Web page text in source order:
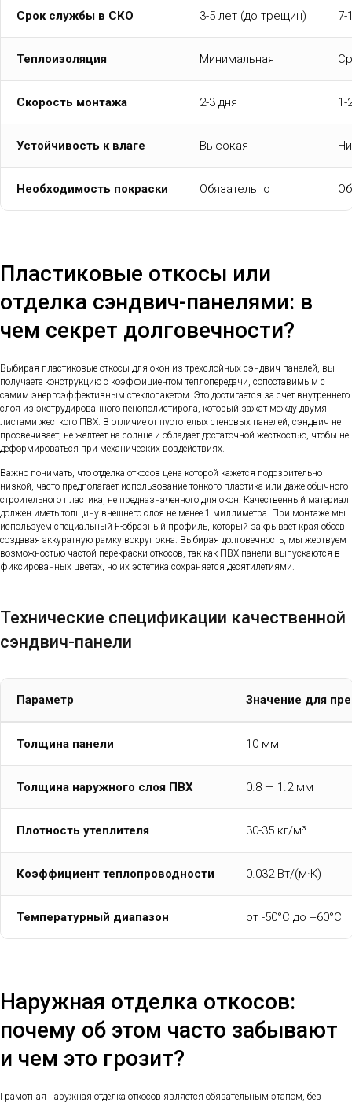
Срок службы в СКО 3-5 лет (до трещин) 7-
Теплоизоляция Минимальная
Скорость монтажа 2-3 дня 1-
Устойчивость к влаге Высокая
Необходимость покраски Обязательно
Пластиковые откосы или
отделка сэндвич-панелями: в
чем секрет долговечности?
Выбирая пластиковые откосы для окон из трехслойных сэндвич-панелей, вы
получаете конструкцию с коэффициентом теплопередачи, сопоставимым с
самим энергоэффективным стеклопакетом. Это достигается за счет внутреннего
слоя из экструдированного пенополистирола, который зажат между двумя
листами жесткого ПВХ. В отличие от пустотелых стеновых панелей, сэндвич не
просвечивает, не желтеет на солнце и обладает достаточной жесткостью, чтобы не
деформироваться при механических воздействиях.
Важно понимать, что отделка откосов цена которой кажется подозрительно
низкой, часто предполагает использование тонкого пластика или даже обычного
строительного пластика, не предназначенного для окон. Качественный материал
должен иметь толщину внешнего слоя не менее 1 миллиметра. При монтаже мы
используем специальный F-образный профиль, который закрывает края обоев,
создавая аккуратную рамку вокруг окна. Выбирая долговечность, мы жертвуем
возможностью частой перекраски откосов, так как ПВХ-панели выпускаются в
фиксированных цветах, но их эстетика сохраняется десятилетиями.
Технические спецификации качественной
сэндвич-панели
Параметр Значение для
Толщина панели 10 мм
Толщина наружного слоя ПВХ 0.8 — 1.2 мм
Плотность утеплителя 30-35 кг/м³
Коэффициент теплопроводности 0.032 Вт/(м·К)
Температурный диапазон от -50°C до +60°C
Наружная отделка откосов:
почему об этом часто забывают
и чем это грозит?
Грамотная наружная отделка откосов является обязательным этапом, без